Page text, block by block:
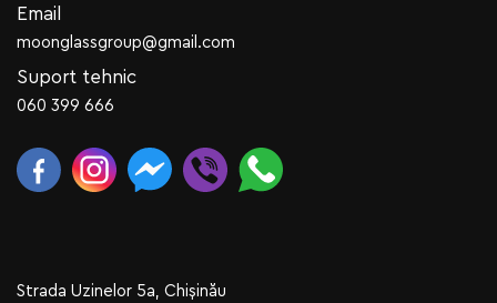
Email
moonglassgroup@gmail.com
Suport tehnic
060 399 666
Strada Uzinelor 5a, Chișinău